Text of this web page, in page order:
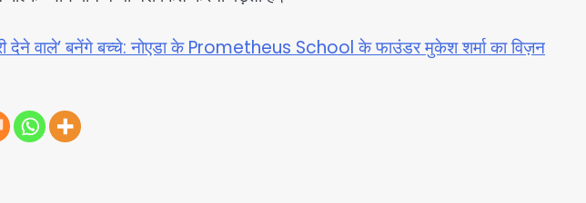
देने वाले’ बनेंगे बच्चे: नोएडा के Prometheus School के फाउंडर मुकेश शर्मा का विज़न